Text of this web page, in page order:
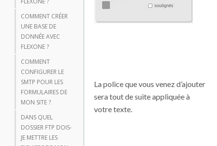
COMMENT CRÉER
UNE BASE DE
DONNÉE AVEC
FLEXONE ?
COMMENT
CONFIGURER LE
SMTP POUR LES
FORMULAIRES DE
MON SITE ?
DANS QUEL
DOSSIER FTP DOIS-
JE METTRE LES
La police que vous venez d’ajouter
sera tout de suite appliquée à
votre texte.